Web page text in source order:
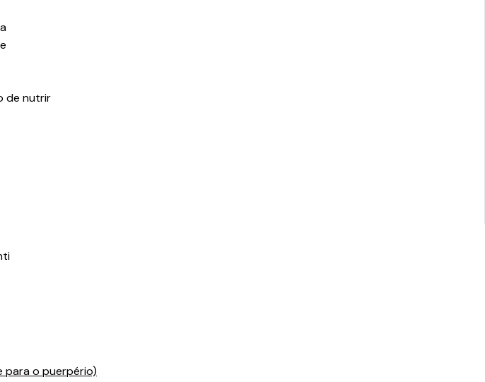
de nutrir
para o puerpério)